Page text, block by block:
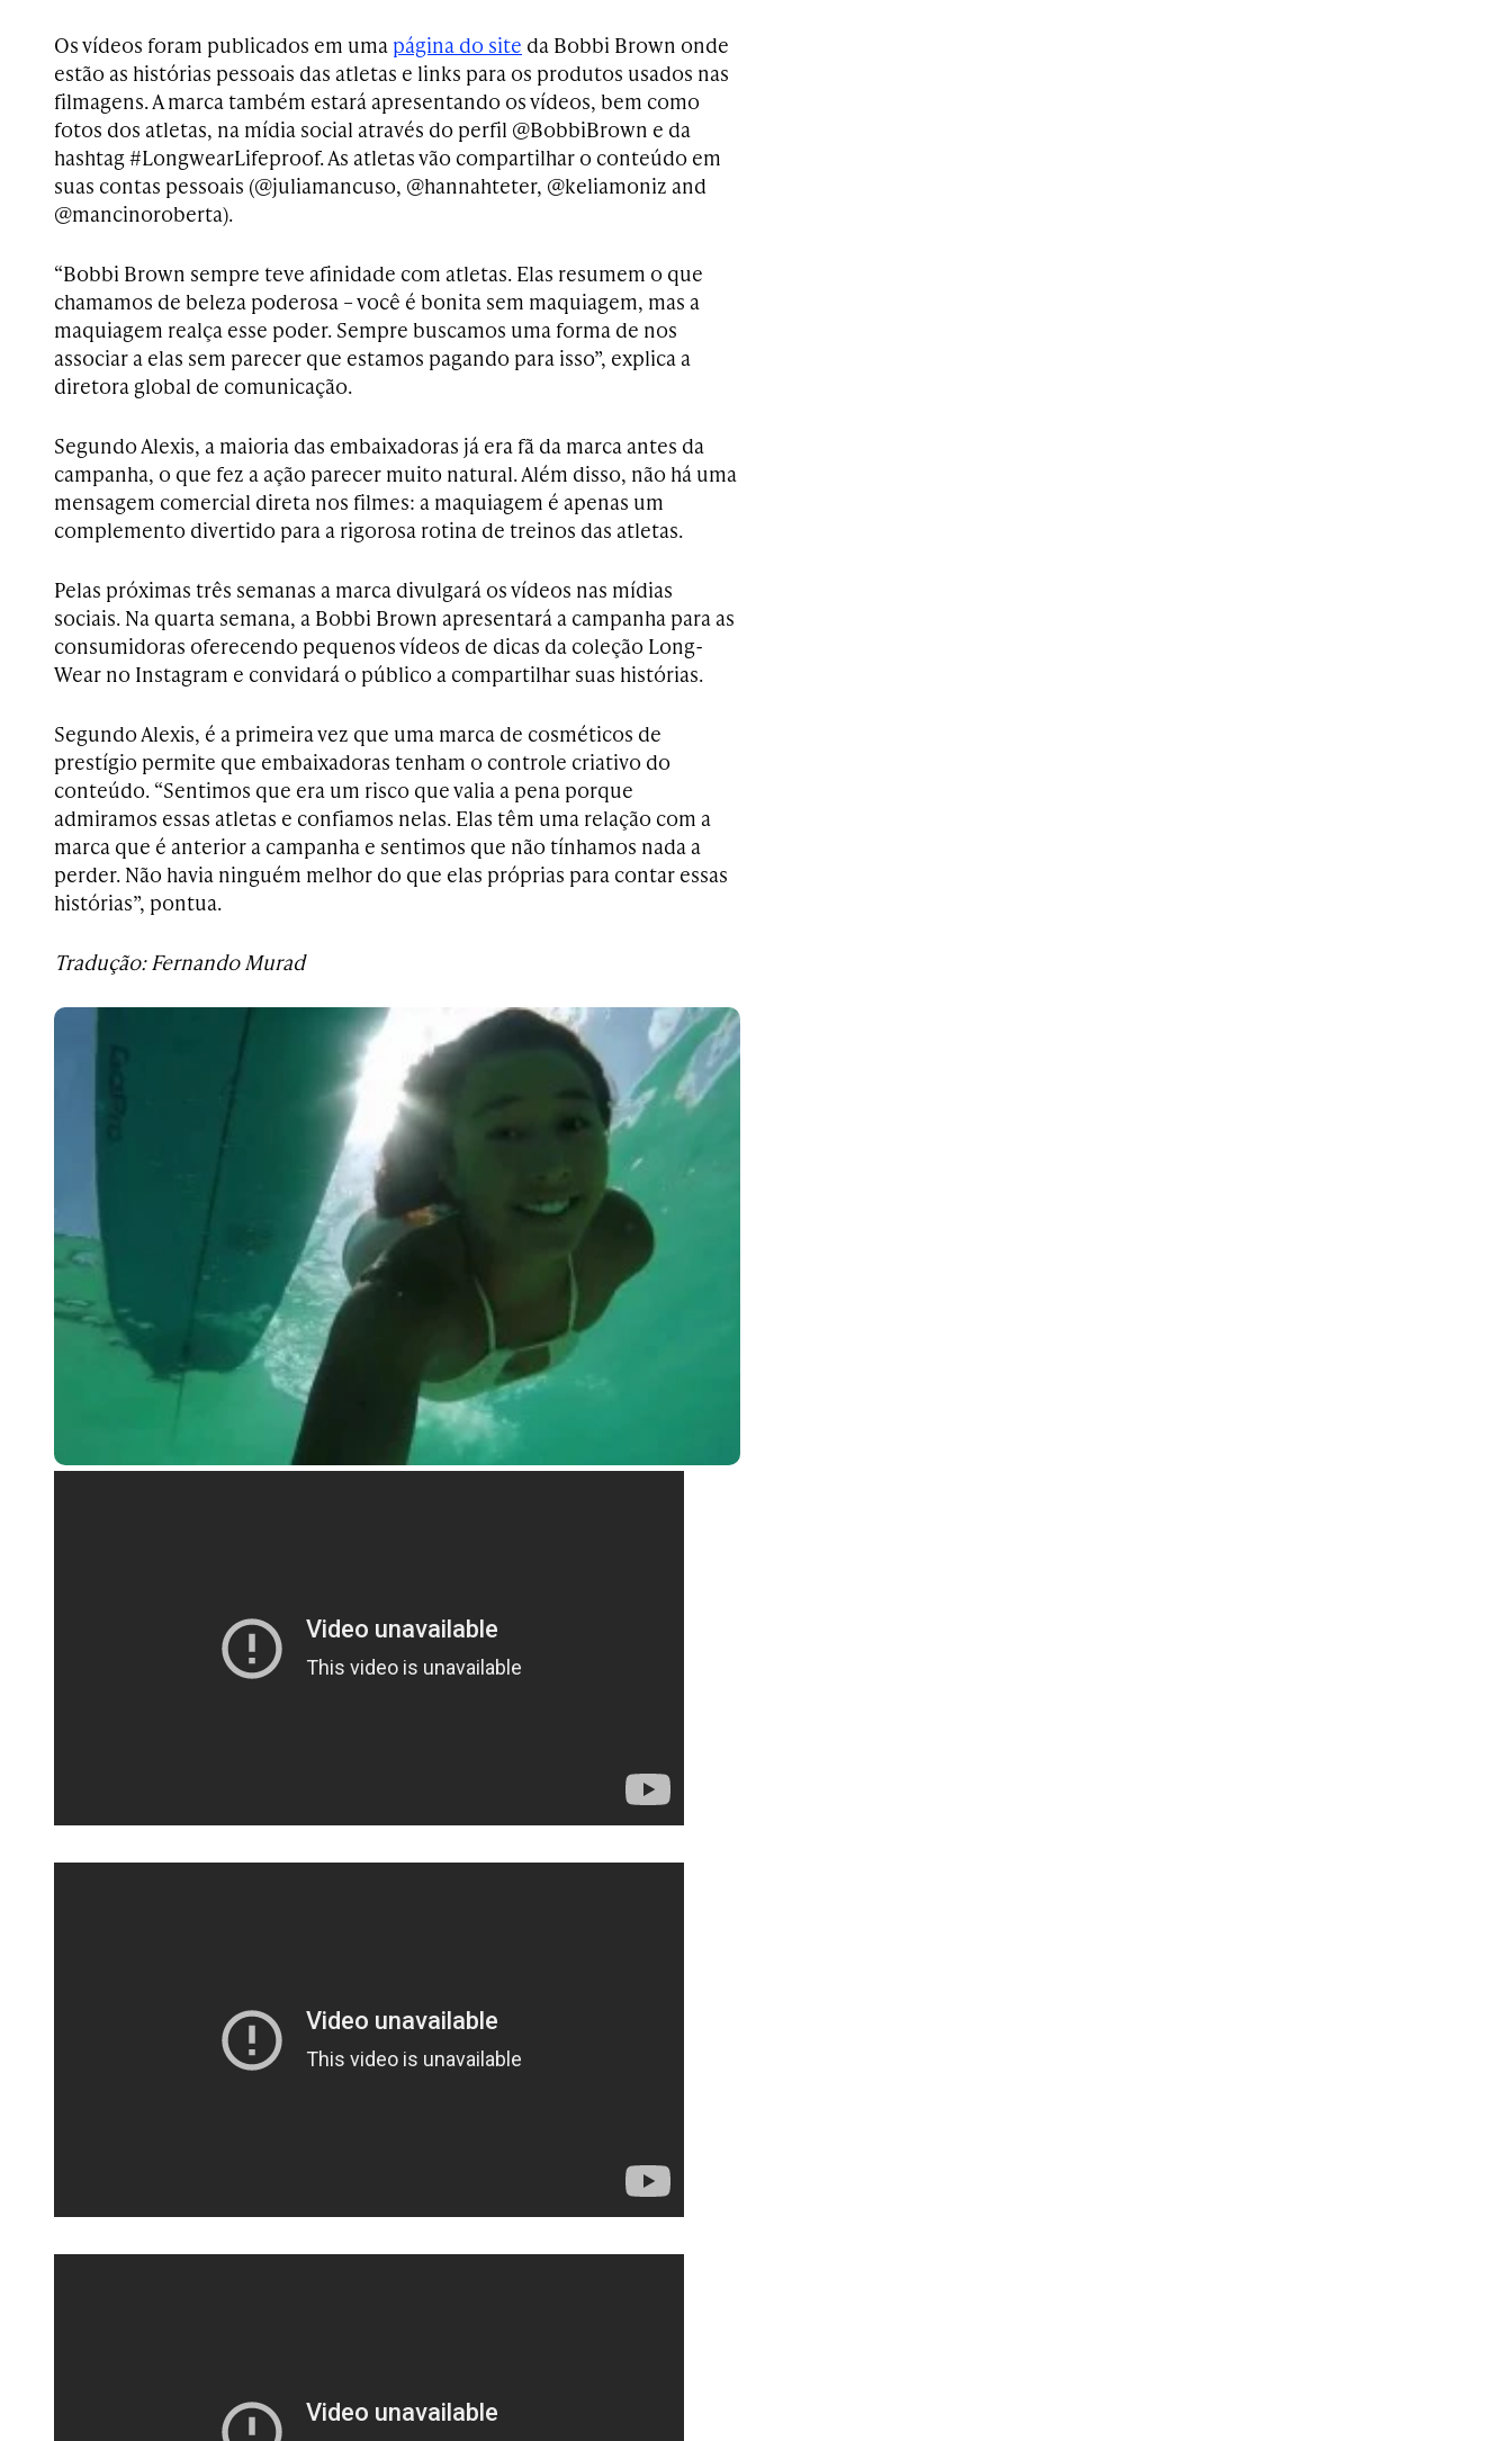
Os vídeos foram publicados em uma página do site da Bobbi Brown onde
estão as histórias pessoais das atletas e links para os produtos usados nas
filmagens. A marca também estará apresentando os vídeos, bem como
fotos dos atletas, na mídia social através do perfil @BobbiBrown e da
hashtag #LongwearLifeproof. As atletas vão compartilhar o conteúdo em
suas contas pessoais (@juliamancuso, @hannahteter, @keliamoniz and
@mancinoroberta).
“Bobbi Brown sempre teve afinidade com atletas. Elas resumem o que
chamamos de beleza poderosa – você é bonita sem maquiagem, mas a
maquiagem realça esse poder. Sempre buscamos uma forma de nos
associar a elas sem parecer que estamos pagando para isso”, explica a
diretora global de comunicação.
Segundo Alexis, a maioria das embaixadoras já era fã da marca antes da
campanha, o que fez a ação parecer muito natural. Além disso, não há uma
mensagem comercial direta nos filmes: a maquiagem é apenas um
complemento divertido para a rigorosa rotina de treinos das atletas.
Pelas próximas três semanas a marca divulgará os vídeos nas mídias
sociais. Na quarta semana, a Bobbi Brown apresentará a campanha para as
consumidoras oferecendo pequenos vídeos de dicas da coleção Long-
Wear no Instagram e convidará o público a compartilhar suas histórias.
Segundo Alexis, é a primeira vez que uma marca de cosméticos de
prestígio permite que embaixadoras tenham o controle criativo do
conteúdo. “Sentimos que era um risco que valia a pena porque
admiramos essas atletas e confiamos nelas. Elas têm uma relação com a
marca que é anterior a campanha e sentimos que não tínhamos nada a
perder. Não havia ninguém melhor do que elas próprias para contar essas
histórias”, pontua.
Tradução: Fernando Murad